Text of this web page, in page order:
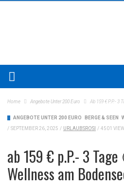
Home Angebote Unter 200 Euro Ab 159 € P.P.- 3
ANGEBOTE UNTER 200 EURO BERGE & SEEN
/ SEPTEMBER 26, 2025 / URLAUBSROSI / 4501
ab 159 € p.P.- 3
Wellness am